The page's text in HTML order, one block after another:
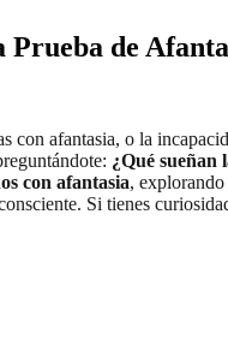
Prueba de
afantasia, o la
¿Qué sueñan
con afantasia,
Si tienes